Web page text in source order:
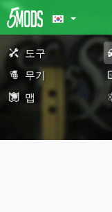
도구
무기
맵